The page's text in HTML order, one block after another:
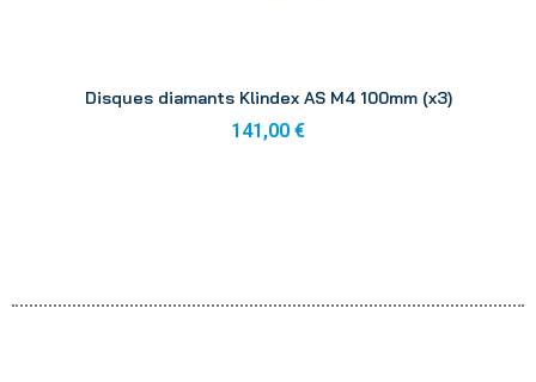
Disques diamants Klindex AS M4 100mm (x3)
141,00 €